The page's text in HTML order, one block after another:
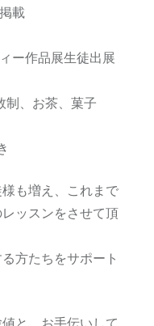
載
ー作品展生徒出展
、お茶、菓子
も増え、これまで
ッスンをさせて頂
方たちをサポート
と、お手伝いして